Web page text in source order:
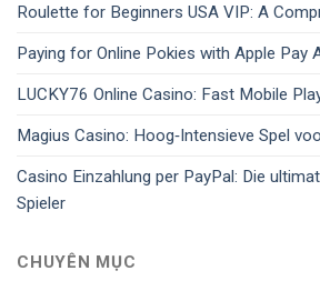
Roulette for Beginners USA VIP: A
Paying for Online Pokies with Apple Pay
LUCKY76 Online Casino: Fast Mobile
Magius Casino: Hoog‑Intensieve Spel
Casino Einzahlung per PayPal: Die
Spieler
CHUYÊN MỤC